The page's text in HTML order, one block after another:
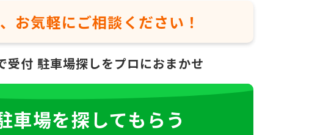
お気軽にご相談ください！
受付 駐車場探しをプロにおまかせ
車場を探してもらう